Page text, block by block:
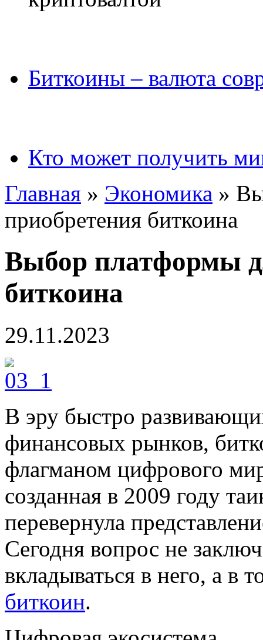
Биткоины – валюта
Кто может получить
Главная » Экономика »
приобретения биткоина
Выбор платформы
биткоина
29.11.2023
В эру быстро
финансовых рынков,
флагманом цифрового
созданная в 2009 году
перевернула
Сегодня вопрос не
вкладываться в него, а в
биткоин.